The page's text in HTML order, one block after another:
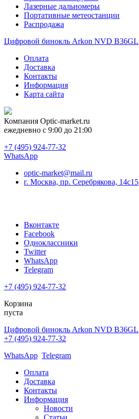
Лазерные дальномеры
Портативные метеостанции
Распродажа
Цифровой бинокль Arkon NVD B36GL
Оплата
Доставка
Контакты
Информация
Карта сайта
Компания Optic-market.ru
ежедневно с 9:00 до 21:00
+7 (495) 924-77-32
WhatsApp
optic-market@mail.ru
г. Москва, пр. Серебрякова, 14с15
Вконтакте
Facebook
Одноклассники
Twitter
WhatsApp
Telegram
+7 (495) 924-77-32
Корзина
пуста
Цифровой бинокль Arkon NVD B36GL
+7 (495) 924-77-32
WhatsApp Telegram
Оплата
Доставка
Контакты
Информация
Новости
Статьи